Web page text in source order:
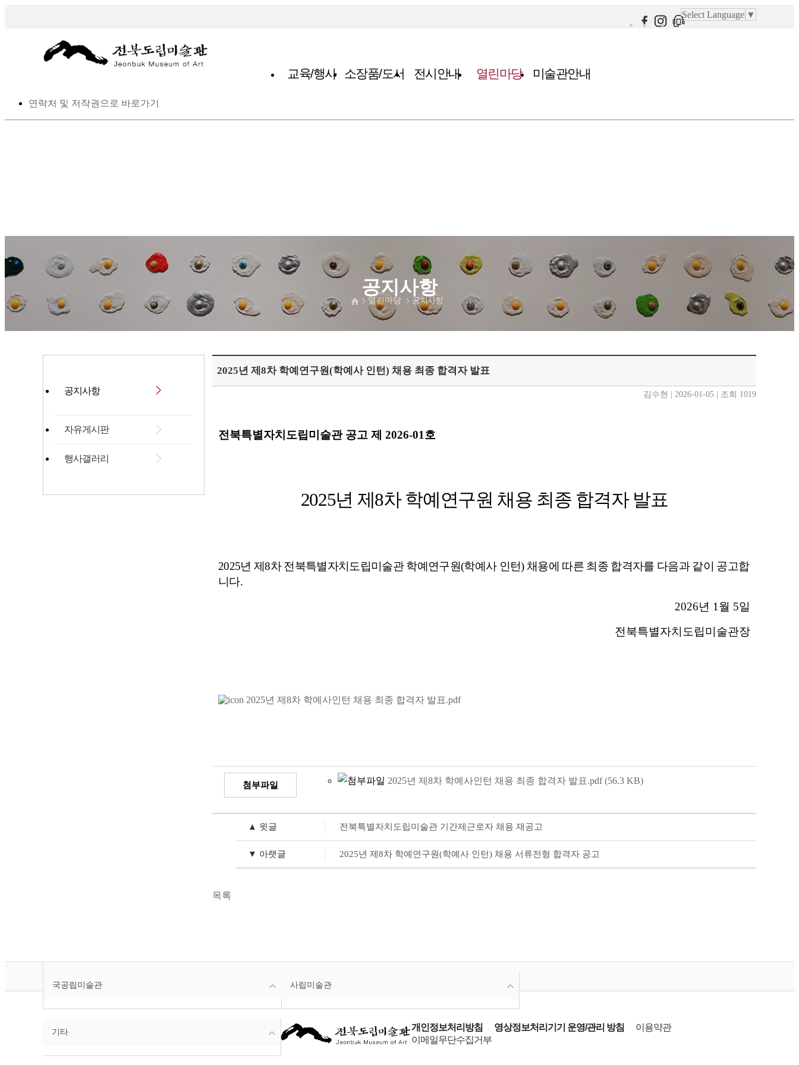
스킵 네비게이션
본문으로 바로가기
연락처 및 저작권으로 바로가기
Select Language ▼
교육/행사 소장품/도서 전시안내 열린마당 미술관안내
공지사항
열린마당 공지사항
공지사항
자유게시판
행사갤러리
2025년 제8차 학예연구원(학예사 인턴) 채용 최종 합격자 발표
김수현 | 2026-01-05 | 조회 1019
전북특별자치도립미술관 공고 제 2026-01호
2025년 제8차 학예연구원 채용 최종 합격자 발표
2025년 제8차 전북특별자치도립미술관 학예연구원(학예사 인턴)채용에 따른 최종 합격자를 다음과 같이 공고합
니다.
2026년 1 월 5일
전북특별자치도립미술관장
2025년 제8차 학예사인턴 채용 최종 합격자 발표.pdf
첨부파일 2025년 제8차 학예사인턴 채용 최종 합격자 발표.pdf (56.3KB)
▲ 윗글 전북특별자치도립미술관 기간제근로자 채용 재공고
▼ 아랫글 2025년 제8차 학예연구원(학예사 인턴) 채용 서류전형 합격자 공고
목록
국공립미술관 사립미술관
기타 개인정보처리방침 영상정보처리기기 운영/관리 방침
이용약관
이메일무단수집거부